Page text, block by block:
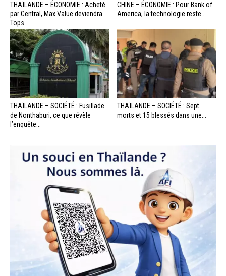
THAÏLANDE – ÉCONOMIE : Acheté
par Central, Max Value deviendra
Tops
CHINE – ÉCONOMIE : Pour Bank of
America, la technologie reste...
THAÏLANDE – SOCIÉTÉ : Fusillade
de Nonthaburi, ce que révèle
l’enquête...
THAÏLANDE – SOCIÉTÉ : Sept
morts et 15 blessés dans une...